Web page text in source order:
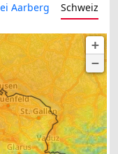
Aarberg Schweiz
+
−